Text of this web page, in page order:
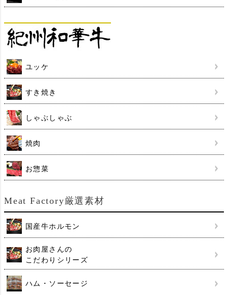
ユッケ
すき焼き
しゃぶしゃぶ
焼肉
お惣菜
Meat Factory厳選素材
国産牛ホルモン
お肉屋さんの
こだわりシリーズ
ハム・ソーセージ